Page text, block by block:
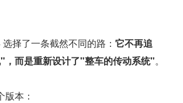
择了一条截然不同的路： 它不再追
，而是重新设计了"整车的传动系统"。
本：